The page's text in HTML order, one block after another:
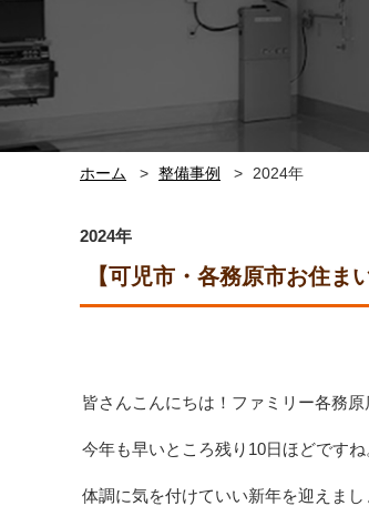
ホーム 整備事例 2024年
2024年
【可児市・各務原市お住ま
皆さんこんにちは！ファミリー各務原
今年も早いところ残り10日ほどですね
体調に気を付けていい新年を迎えまし